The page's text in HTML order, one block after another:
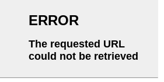
Swahili
Tajik
Telugu